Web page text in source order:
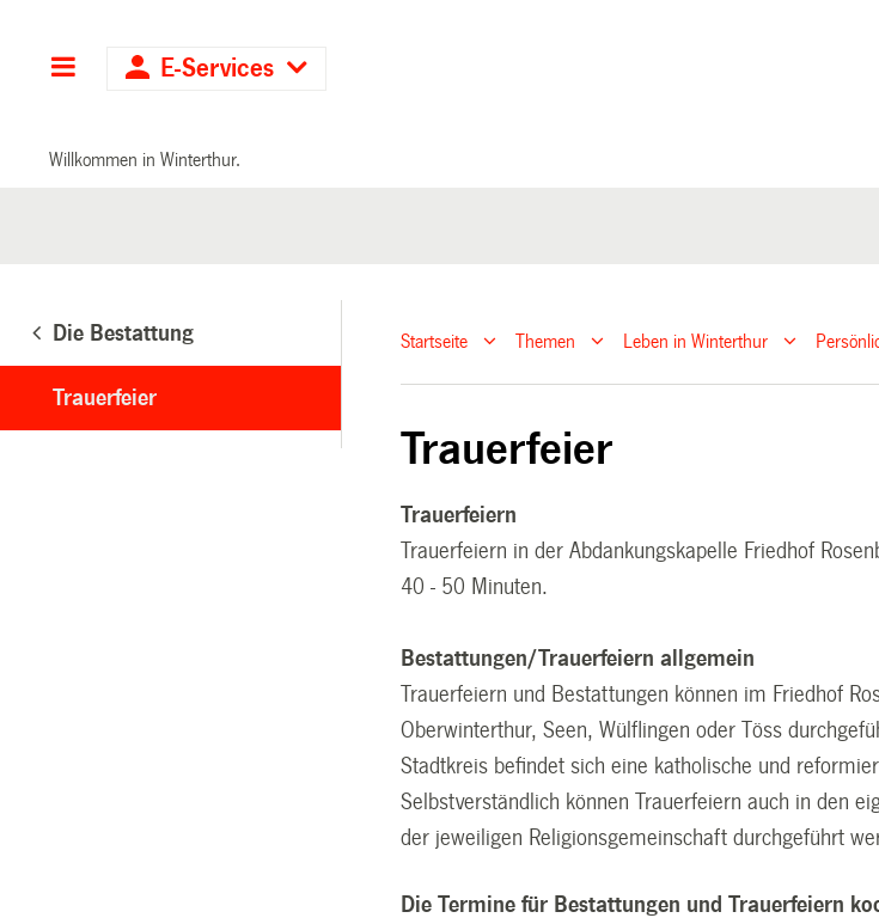
Hauptnavigation
E-Services
Willkommen in Winterthur.
Die Bestattung
Trauerfeier
Startseite Themen Leben in Winterthur
Trauerfeier
Trauerfeiern
Trauerfeiern in der Abdankungskapelle Friedhof
40 - 50 Minuten.
Bestattungen/Trauerfeiern allgemein
Trauerfeiern und Bestattungen können im Friedhof
Oberwinterthur, Seen, Wülflingen oder Töss
Stadtkreis befindet sich eine katholische und
Selbstverständlich können Trauerfeiern auch in den
der jeweiligen Religionsgemeinschaft durchgeführt
Die Termine für Bestattungen und Trauerfeiern